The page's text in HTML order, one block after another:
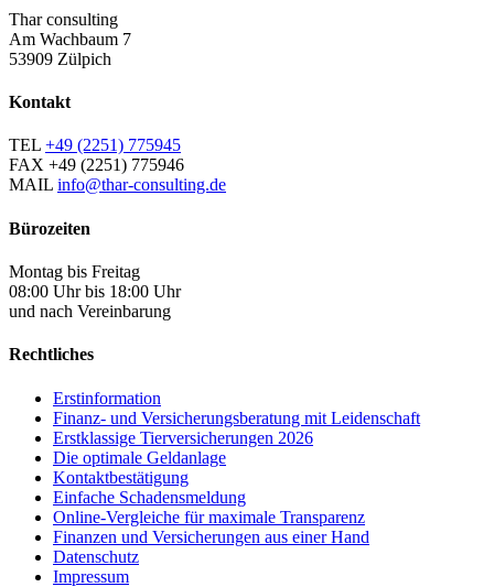
Thar consulting
Am Wachbaum 7
53909 Zülpich
Kontakt
TEL +49 (2251) 775945
FAX +49 (2251) 775946
MAIL info@thar-consulting.de
Bürozeiten
Montag bis Freitag
08:00 Uhr bis 18:00 Uhr
und nach Vereinbarung
Rechtliches
Erstinformation
Finanz- und Versicherungsberatung mit Leidenschaft
Erstklassige Tierversicherungen 2026
Die optimale Geldanlage
Kontaktbestätigung
Einfache Schadensmeldung
Online-Vergleiche für maximale Transparenz
Finanzen und Versicherungen aus einer Hand
Datenschutz
Impressum